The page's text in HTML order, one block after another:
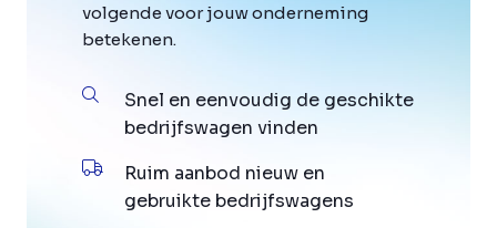
volgende voor jouw onderneming
betekenen.
Snel en eenvoudig de geschikte
bedrijfswagen vinden
Ruim aanbod nieuw en
gebruikte bedrijfswagens